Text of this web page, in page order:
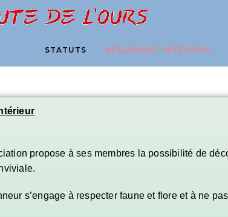
STATUTS RÈGLEMENT INTÉRIEUR
propose à ses membres la possibilité de
s’engage à respecter faune et flore et à ne